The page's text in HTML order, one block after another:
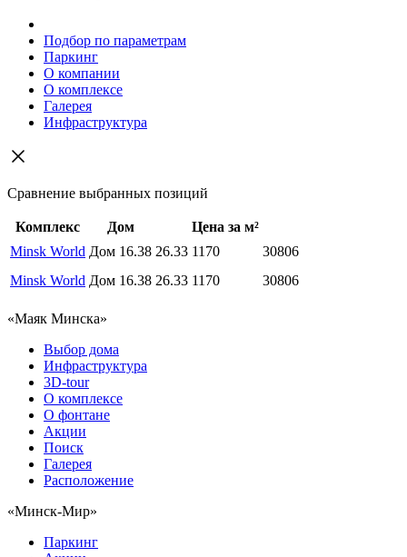
Подбор по параметрам
Паркинг
О компании
О комплексе
Галерея
Инфраструктура
Сравнение выбранных позиций
Комплекс Дом
Цена за м²
Minsk World Дом 16.38 26.33 1170
30806
Minsk World Дом 16.38 26.33 1170 30806
«Маяк Минска»
Выбор дома
Инфраструктура
3D-tour
О комплексе
О фонтане
Акции
Поиск
Галерея
Расположение
«Минск-Мир»
Паркинг